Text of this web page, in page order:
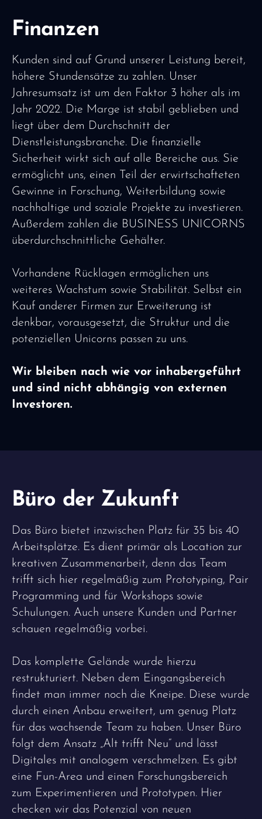
Finanzen
Kunden sind auf Grund unserer Leistung bereit,
höhere Stundensätze zu zahlen. Unser
Jahresumsatz ist um den Faktor 3 höher als im
Jahr 2022. Die Marge ist stabil geblieben und
liegt über dem Durchschnitt der
Dienstleistungsbranche. Die finanzielle
Sicherheit wirkt sich auf alle Bereiche aus. Sie
ermöglicht uns, einen Teil der erwirtschafteten
Gewinne in Forschung, Weiterbildung sowie
nachhaltige und soziale Projekte zu investieren.
Außerdem zahlen die BUSINESS UNICORNS
überdurchschnittliche Gehälter.
Vorhandene Rücklagen ermöglichen uns
weiteres Wachstum sowie Stabilität. Selbst ein
Kauf anderer Firmen zur Erweiterung ist
denkbar, vorausgesetzt, die Struktur und die
potenziellen Unicorns passen zu uns.
Wir bleiben nach wie vor inhabergeführt
und sind nicht abhängig von externen
Investoren.
Büro der Zukunft
Das Büro bietet inzwischen Platz für 35 bis 40
Arbeitsplätze. Es dient primär als Location zur
kreativen Zusammenarbeit, denn das Team
trifft sich hier regelmäßig zum Prototyping, Pair
Programming und für Workshops sowie
Schulungen. Auch unsere Kunden und Partner
schauen regelmäßig vorbei.
Das komplette Gelände wurde hierzu
restrukturiert. Neben dem Eingangsbereich
findet man immer noch die Kneipe. Diese wurde
durch einen Anbau erweitert, um genug Platz
für das wachsende Team zu haben. Unser Büro
folgt dem Ansatz „Alt trifft Neu“ und lässt
Digitales mit analogem verschmelzen. Es gibt
eine Fun-Area und einen Forschungsbereich
zum Experimentieren und Prototypen. Hier
checken wir das Potenzial von neuen